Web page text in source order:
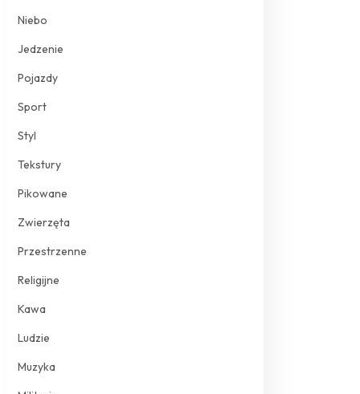
Niebo
Jedzenie
Pojazdy
Sport
Styl
Tekstury
Pikowane
Zwierzęta
Przestrzenne
Religijne
Kawa
Ludzie
Muzyka